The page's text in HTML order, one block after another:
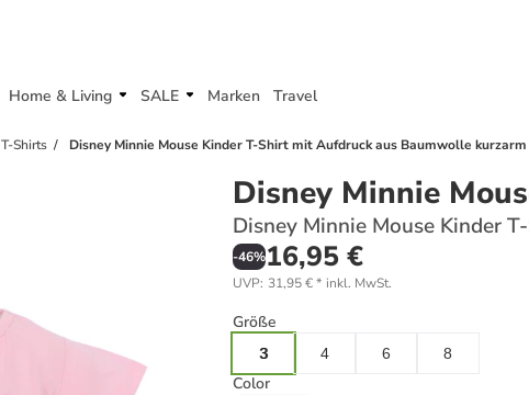
Home & Living SALE Marken Travel
T-Shirts Disney Minnie Mouse Kinder T-Shirt mit Aufdruck aus Baumwolle kurzarm
Disney Minnie
Disney Minnie Mouse Kinder
-46%16,95 €
UVP: 31,95 €* inkl. MwSt.
Größe
3 4 6 8
Color